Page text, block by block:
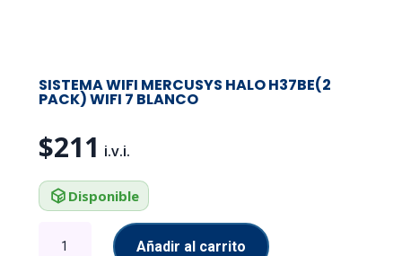
SISTEMA WIFI MERCUSYS HALO H37BE(2
PACK) WIFI 7 BLANCO
$211
Disponible
Añadir al carrito